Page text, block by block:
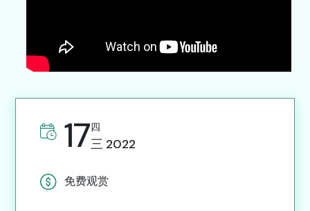
17四
三 2022
免费观赏